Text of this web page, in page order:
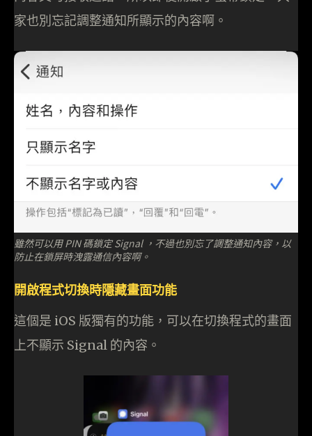
家也別忘記調整通知所顯示的內容啊。
雖然可以用 PIN 碼鎖定 Signal ，不過也別忘了調整通知內容，以
防止在鎖屏時洩露通信內容啊。
開啟程式切換時隱藏畫面功能
這個是 iOS 版獨有的功能，可以在切換程式的畫面
上不顯示 Signal 的內容。